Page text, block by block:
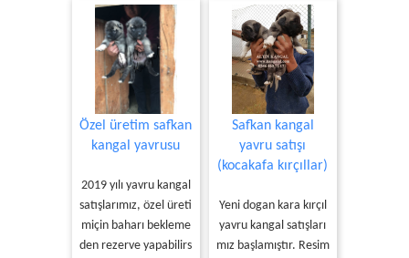
Özel üretim safkan
kangal yavrusu
2019 yılı yavru kangal
satışlarımız, özel üreti
miçin baharı bekleme
den rezerve yapabilirs
Safkan kangal
yavru satışı
(kocakafa kırçıllar)
Yeni dogan kara kırçıl
yavru kangal satışları
mız başlamıştır. Resim